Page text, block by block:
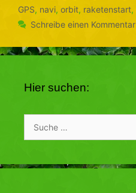
GPS, navi, orbit, raketenstart,
Schreibe einen Kommentar
Hier suchen:
nach: